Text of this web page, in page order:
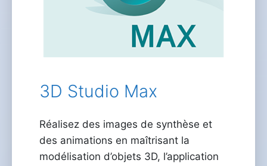
3D Studio Max
Réalisez des images de synthèse et
des animations en maîtrisant la
modélisation d’objets 3D, l’application